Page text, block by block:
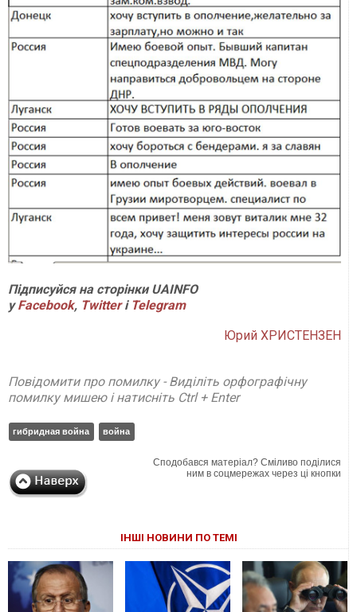
Підписуйся на сторінки UAINFO
уFacebook, Twitterі Telegram
Юрий ХРИСТЕНЗЕН
Повідомити про помилку - Виділіть орфографічну
помилку мишею і натисніть Ctrl + Enter
гибридная война война
Сподобався матеріал? Сміливо поділися
ним в соцмережах через ці кнопки
ІНШІ НОВИНИ ПО ТЕМІ